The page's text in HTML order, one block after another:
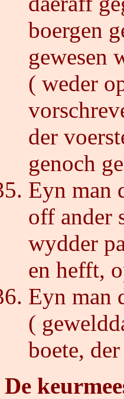
boergen
gewesen
( weder
der
genoch
Eyn man
off ander
wydder
en hefft,
Eyn man
(
boete,
De